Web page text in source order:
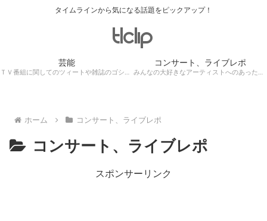
タイムラインから気になる話題をピックアップ！
芸能
ＴＶ番組に関してのツィートや雑誌のゴシップ記事、芸能人目撃情報・ロケ現場遭遇・・・
コンサート、ライブレポ
みんなの大好きなアーティストへのあったかぁ～い思いをツイッターレポートに保存！
ホーム コンサート、ライブレポ
コンサート、ライブレポ
スポンサーリンク